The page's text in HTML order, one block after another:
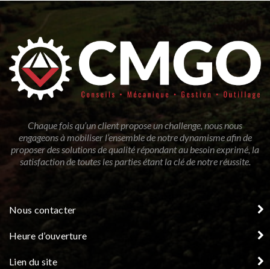
Chaque fois qu’un client propose un challenge, nous nous
engageons à mobiliser l’ensemble de notre dynamisme afin de
proposer des solutions de qualité répondant au besoin exprimé, la
satisfaction de toutes les parties étant la clé de notre réussite.
Nous contacter
Heure d’ouverture
Lien du site